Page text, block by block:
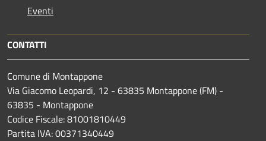
Eventi
CONTATTI
Comune di Montappone
Via Giacomo Leopardi, 12 - 63835 Montappone (FM) -
63835 - Montappone
Codice Fiscale: 81001810449
Partita IVA: 00371340449